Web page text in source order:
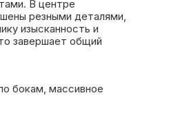
В центре
резными деталями,
изысканность и
завершает общий
бокам, массивное